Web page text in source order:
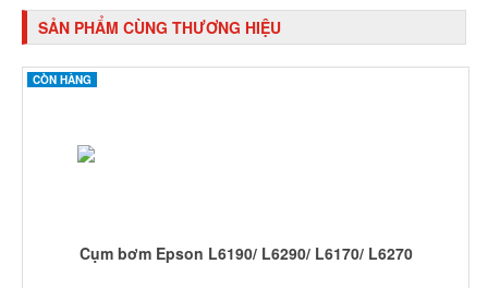
SẢN PHẨM CÙNG THƯƠNG HIỆU
CÒN HÀNG
Cụm bơm Epson L6190/ L6290/ L6170/ L6270